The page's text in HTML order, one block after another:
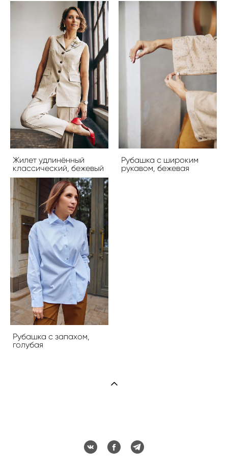
Жилет удлинённый
классический, бежевый
Рубашка с широким
рукавом, бежевая
Рубашка с запахом,
голубая